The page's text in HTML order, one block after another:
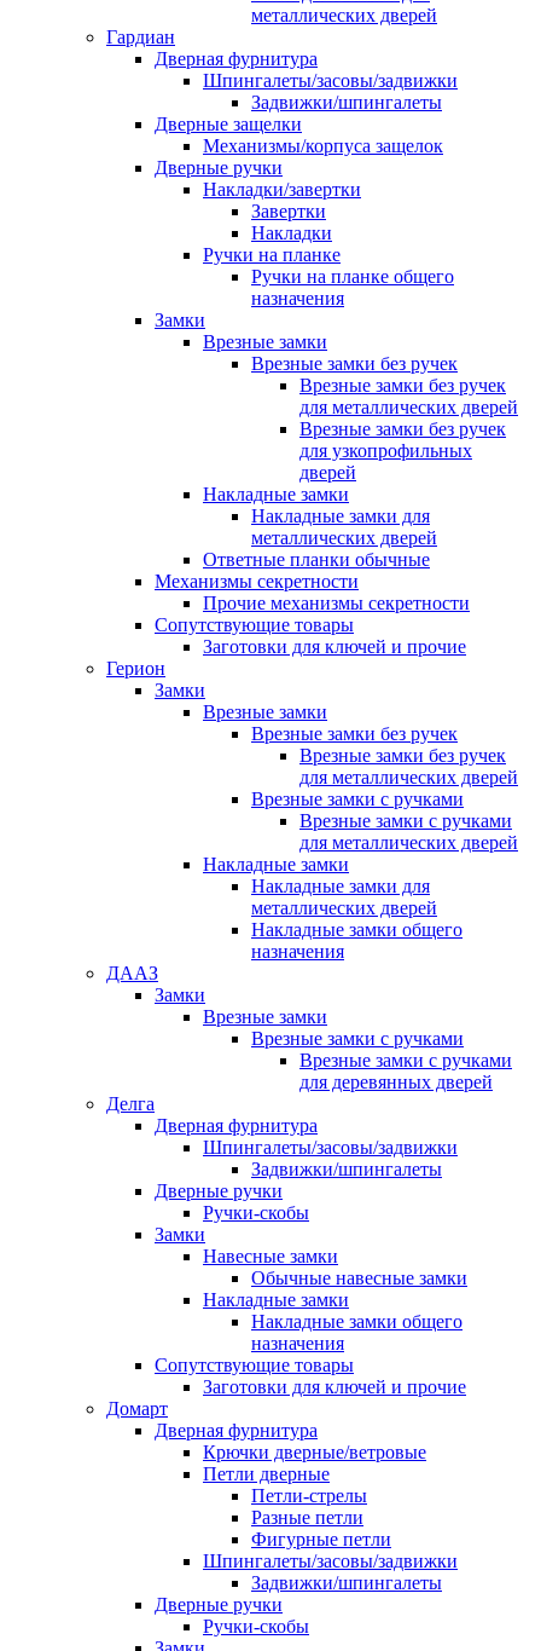
металлических дверей
Гардиан
Дверная фурнитура
Шпингалеты/засовы/задвижки
Задвижки/шпингалеты
Дверные защелки
Механизмы/корпуса защелок
Дверные ручки
Накладки/завертки
Завертки
Накладки
Ручки на планке
Ручки на планке общего
назначения
Замки
Врезные замки
Врезные замки без ручек
Врезные замки без ручек
для металлических дверей
Врезные замки без ручек
для узкопрофильных
дверей
Накладные замки
Накладные замки для
металлических дверей
Ответные планки обычные
Механизмы секретности
Прочие механизмы секретности
Сопутствующие товары
Заготовки для ключей и прочие
Герион
Замки
Врезные замки
Врезные замки без ручек
Врезные замки без ручек
для металлических дверей
Врезные замки с ручками
Врезные замки с ручками
для металлических дверей
Накладные замки
Накладные замки для
металлических дверей
Накладные замки общего
назначения
ДААЗ
Замки
Врезные замки
Врезные замки с ручками
Врезные замки с ручками
для деревянных дверей
Делга
Дверная фурнитура
Шпингалеты/засовы/задвижки
Задвижки/шпингалеты
Дверные ручки
Ручки-скобы
Замки
Навесные замки
Обычные навесные замки
Накладные замки
Накладные замки общего
назначения
Сопутствующие товары
Заготовки для ключей и прочие
Домарт
Дверная фурнитура
Крючки дверные/ветровые
Петли дверные
Петли-стрелы
Разные петли
Фигурные петли
Шпингалеты/засовы/задвижки
Задвижки/шпингалеты
Дверные ручки
Ручки-скобы